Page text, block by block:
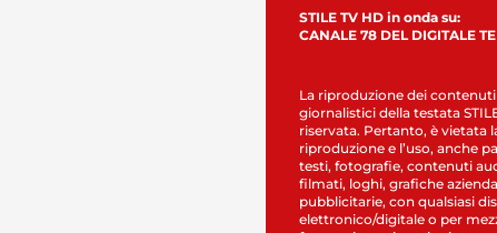
STILE TV HD in onda su:
CANALE 78 DEL DIGITALE
La riproduzione dei contenuti
giornalistici della testata
riservata. Pertanto, è vietata
riproduzione e l’uso, anche
testi, fotografie, contenuti
filmati, loghi, grafiche
pubblicitarie, con qualsiasi
elettronico/digitale o per